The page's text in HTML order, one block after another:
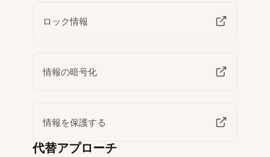
ロック情報
情報の暗号化
情報を保護する
代替アプローチ